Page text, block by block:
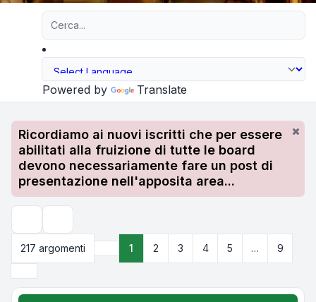
Powered by Translate
Ricordiamo ai nuovi iscritti che per essere
abilitati alla fruizione di tutte le board
devono necessariamente fare un post di
presentazione nell'apposita area...
217 argomenti
Pagina di9
1 2 3 4 5 …
9